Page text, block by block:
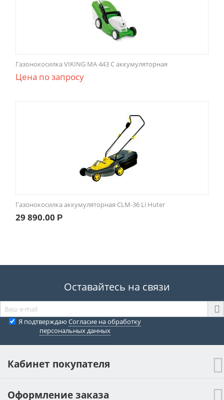
Газонокосилка VIKING MA 443 C аккумуляторная
Цена по запросу
Газонокосилка аккумуляторная CLM-36 Li Huter
29 890.00 Р
Оставайтесь на связи
Я подтверждаю Согласие на обработку
персональных данных
Кабинет покупателя
Оформление заказа